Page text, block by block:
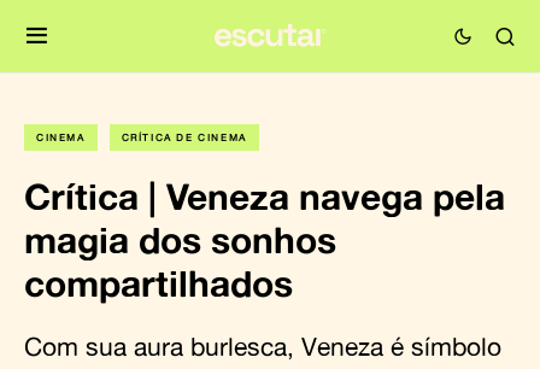
CINEMA CRÍTICA DE CINEMA
Crítica | Veneza navega pela
magia dos sonhos
compartilhados
Com sua aura burlesca, Veneza é símbolo